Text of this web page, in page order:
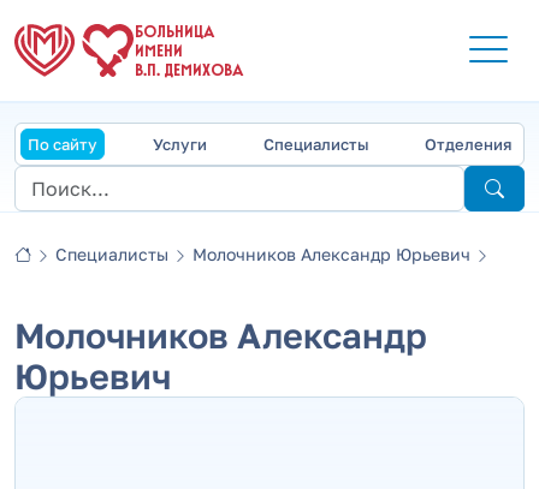
БОЛЬНИЦА
ИМЕНИ
В.П. ДЕМИХОВА
По сайту Услуги Специалисты Отделения
Специалисты Молочников Александр Юрьевич
Молочников Александр
Юрьевич